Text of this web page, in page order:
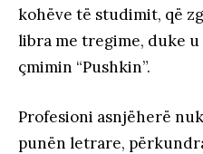
kohëve të studimit, që
libra me tregime, duke
çmimin “Pushkin”.
Profesioni asnjëherë
punën letrare,